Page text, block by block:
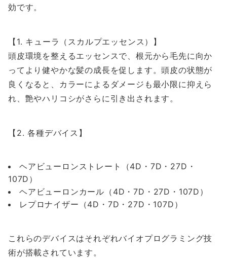
効です。
【1. キューラ（スカルプエッセンス）】
頭皮環境を整えるエッセンスで、根元から毛先に向か
ってより健やかな髪の成長を促します。頭皮の状態が
良くなると、カラーによるダメージも最小限に抑えら
れ、艶やハリコシがさらに引き出されます。
【2. 各種デバイス】
ヘアビューロンストレート（4D・7D・27D・
107D）
ヘアビューロンカール（4D・7D・27D・107D）
レプロナイザー（4D・7D・27D・107D）
これらのデバイスはそれぞれバイオプログラミング技
術が搭載されています。